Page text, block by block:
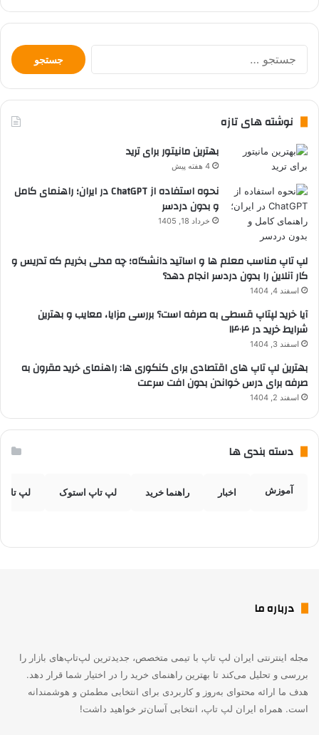
جستجو
برای:
نوشته های تازه
بهترین مانیتور برای ترید
4 هفته پیش
نحوه استفاده از ChatGPT در ایران؛ راهنمای کامل
و بدون دردسر
خرداد 18, 1405
لپ تاپ مناسب معلم ها و اساتید دانشگاه؛ چه مدلی بخریم که تدریس و
کار آنلاین را بدون دردسر انجام دهد؟
اسفند 4, 1404
آیا خرید لپتاپ قسطی به صرفه است؟ بررسی مزایا، معایب و بهترین
شرایط خرید در ۱۴۰۴
اسفند 3, 1404
بهترین لپ تاپ های اقتصادی برای کنکوری ها: راهنمای خرید مقرون به
صرفه برای درس خواندن بدون افت سرعت
اسفند 2, 1404
دسته بندی ها
آموزش اخبار راهنما خرید لپ تاپ استوک لپ تاپ
درباره ما
مجله اینترنتی ایران لپ تاپ با تیمی متخصص، جدیدترین لپ‌تاپ‌های بازار را
بررسی و تحلیل می‌کند تا بهترین راهنمای خرید را در اختیار شما قرار دهد.
هدف ما ارائه محتوای به‌روز و کاربردی برای انتخابی مطمئن و هوشمندانه
است. همراه ایران لپ تاپ، انتخابی آسان‌تر خواهید داشت!